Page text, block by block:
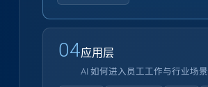
04应用层
AI 如何进入员工工作与行业场景